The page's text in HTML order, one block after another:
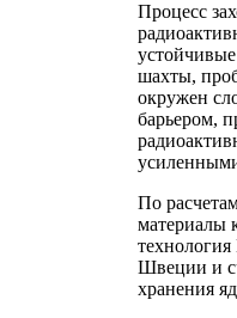
Процесс
шахты,
окружен
барьером,
По
материалы
Швеции и
хранения